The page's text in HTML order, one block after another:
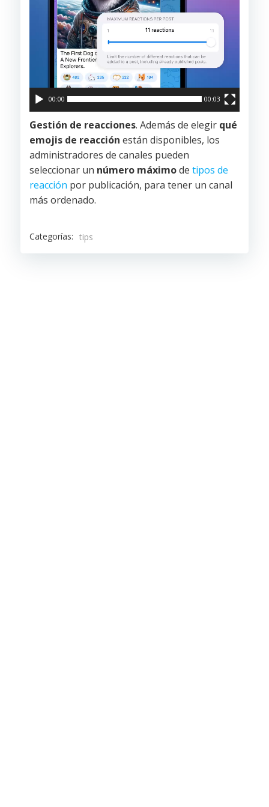
00:00 00:03
Gestión de reacciones. Además de elegir qué
emojis de reacción están disponibles, los
administradores de canales pueden
seleccionar un número máximode tipos de
reacción por publicación, para tener un canal
más ordenado.
Categorías: tips